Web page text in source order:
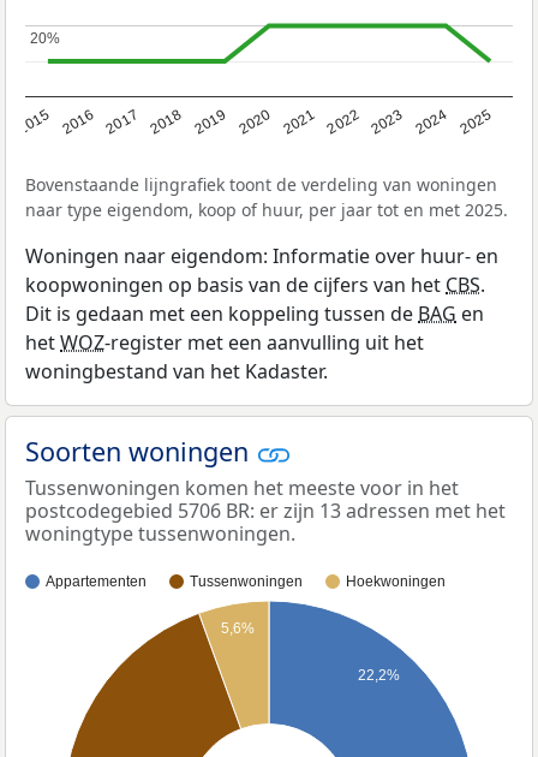
2015 2016 2017 2018 2019 2020 2021 2022 2023 2024 2025
20%
20%
Bovenstaande lijngrafiek toont de verdeling van woningen
naar type eigendom, koop of huur, per jaar tot en met 2025.
Woningen naar eigendom: Informatie over huur- en
koopwoningen op basis van de cijfers van het CBS.
Dit is gedaan met een koppeling tussen de BAG en
hetWOZ-register met een aanvulling uit het
woningbestand van het Kadaster.
Soorten woningen
Tussenwoningen komen het meeste voor in het
postcodegebied 5706 BR: er zijn 13 adressen met het
woningtype tussenwoningen.
Appartementen Tussenwoningen Hoekwoningen
22,2%
5,6%